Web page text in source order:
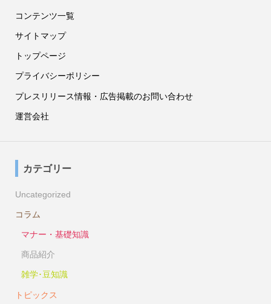
コンテンツ一覧
サイトマップ
トップページ
プライバシーポリシー
プレスリリース情報・広告掲載のお問い合わせ
運営会社
カテゴリー
Uncategorized
コラム
マナー・基礎知識
商品紹介
雑学･豆知識
トピックス